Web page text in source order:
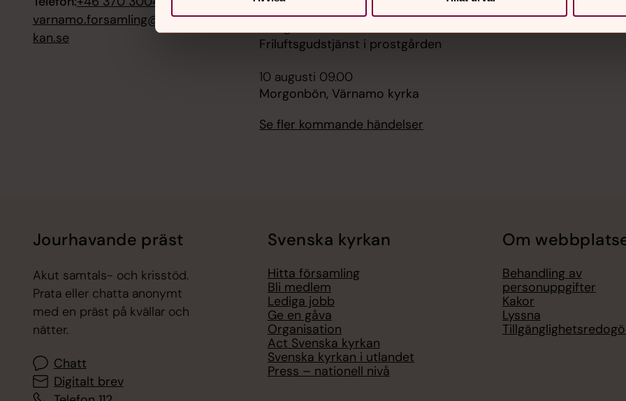
varnamo.forsamling@svenskakyr
kan.se
Friluftsgudstjänst i prostgården
10 augusti 09.00
Morgonbön, Värnamo kyrka
Se fler kommande händelser
Jourhavande präst
Akut samtals- och krisstöd.
Prata eller chatta anonymt
med en präst på kvällar och
nätter.
Chatt
Digitalt brev
Svenska kyrkan
Hitta församling
Bli medlem
Lediga jobb
Ge en gåva
Organisation
Act Svenska kyrkan
Svenska kyrkan i utlandet
Press – nationell nivå
Om
Behandling av
personuppgifter
Kakor
Lyssna